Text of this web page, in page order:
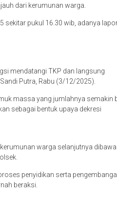
dari kerumunan warga.
sekitar pukul 16.30 wib, adanya
mendatangi TKP dan langsung
Putra, Rabu (3/12/2025).
massa yang jumlahnya semakin
sebagai bentuk upaya dekresi
warga selanjutnya dibawa
penyidikan serta
beraksi.